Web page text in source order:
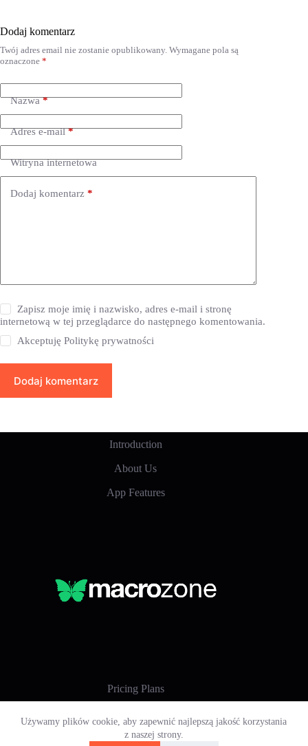
Używamy plików cookie, aby zapewnić najlepszą jakość korzystania
z naszej strony.
Dodaj komentarz
Twój adres email nie zostanie opublikowany. Wymagane pola są
oznaczone *
Nazwa*
Adres e-mail*
Witryna internetowa
Dodaj komentarz *
Zapisz moje imię i nazwisko, adres e-mail i stronę
internetową w tej przeglądarce do następnego komentowania.
AkceptujęPolitykę prywatności
Dodaj komentarz
Introduction
About Us
App Features
Pricing Plans
Privacy Policy